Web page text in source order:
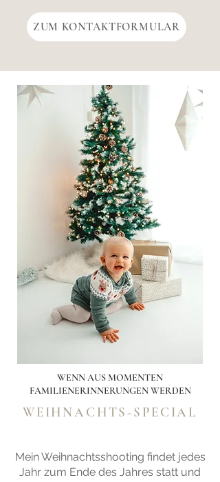
ZUM KONTAKTFORMULAR
WENN AUS MOMENTEN
FAMILIENERINNERUNGEN WERDEN
WEIHNACHTS-SPECIAL
Mein Weihnachtsshooting findet jedes
Jahr zum Ende des Jahres statt und